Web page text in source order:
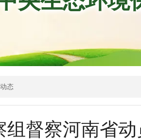
态
督察河南省